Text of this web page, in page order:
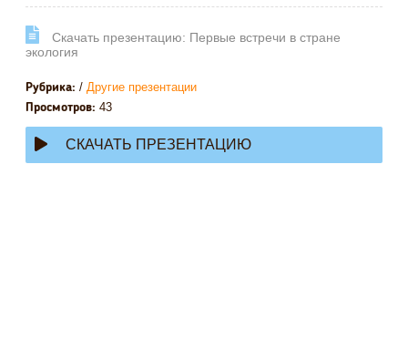
Cкачать презентацию: Первые встречи в стране
экология
Рубрика: / Другие презентации
Просмотров: 43
СКАЧАТЬ ПРЕЗЕНТАЦИЮ